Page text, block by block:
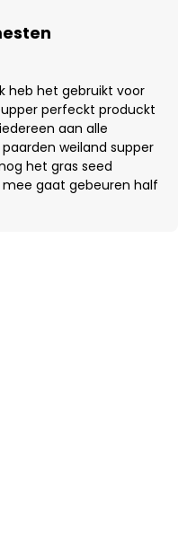
heb het gebruikt voor
perfeckt produckt
aan alle
weiland supper
het gras seed
gaat gebeuren half